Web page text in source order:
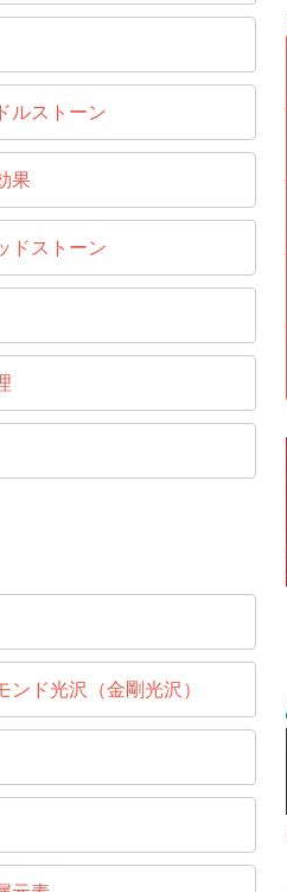
ルストーン
果
ドストーン
ンド光沢（金剛光沢）